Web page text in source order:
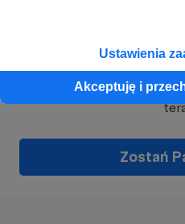
Ustawienia
Akceptuję i
Dołącz do
Wesprzyj działalność
Zostań